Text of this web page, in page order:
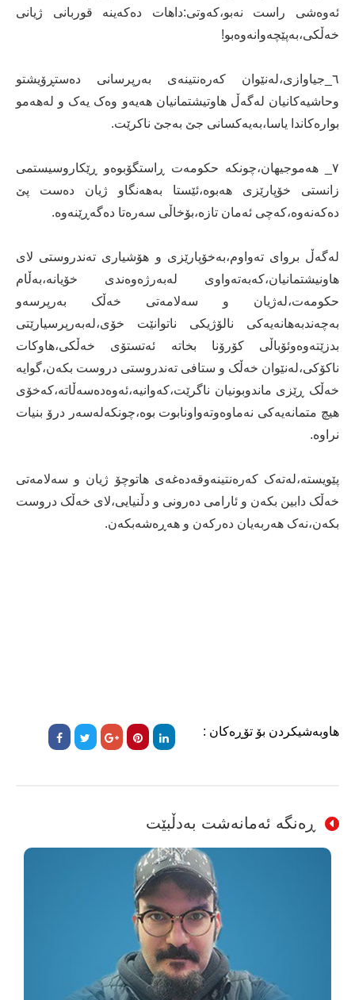
ئەوەشی راست نەبو،کەوتی:داهات دەکەینە قوربانی ژیانی
خەڵکی،بەپێچەوانەوەبو!
٦_جیاوازی،لەنێوان کەرەنتینەی بەرپرسانی دەستڕۆیشتو
وحاشیەکانیان لەگەڵ هاوتیشتمانیان هەیەو وەک یەک و لەهەمو
بوارەکاندا یاسا،بەیەکسانی جێ بەجێ ناکرێت.
۷_ هەموجیهان،چونکە حکومەت ڕاستگۆبوەو ڕێکاروسیستمی
زانستی خۆپارێزی هەبوە،ئێستا بەهەنگاو ژیان دەست پێ
دەکەنەوە،کەچی ئەمان تازە،بۆخاڵی سەرەتا دەگەڕێنەوە.
لەگەڵ بروای تەواوم،بەخۆپارێزی و هۆشیاری تەندروستی لای
هاونیشتمانیان،کەبەتەواوی لەبەرژەوەندی خۆیانە،بەڵام
حکومەت،لەژیان و سەلامەتی خەڵک بەرپرسەو
بەچەندبەهانەیەکی نالۆژیکی ناتوانێت خۆی،لەبەرپرسیارێتی
بدزێتەوەوئۆباڵی کۆرۆنا بخاتە ئەتستۆی خەڵکی،هاوکات
ناکۆکی،لەنێوان خەڵک و ستافی تەندروستی دروست بکەن،گوایە
خەڵک ڕێزی ماندوبونیان ناگرێت،کەوانیە،ئەوەدەسەڵاتە،کەخۆی
هیچ متمانەیەکی نەماوەوتەواونابوت بوە،چونکەلەسەر درۆ بنیات
نراوە.
پێویستە،لەتەک کەرەنتینەوقەدەغەی هاتوچۆ ژیان و سەلامەتی
خەڵک دابین بکەن و ئارامی دەرونی و دڵنیایی،لای خەڵک دروست
بکەن،نەک هەربەیان دەرکەن و هەڕەشەبکەن.
هاوبەشیکردن بۆ تۆڕەکان :
ڕەنگە ئەمانەشت بەدڵبێت